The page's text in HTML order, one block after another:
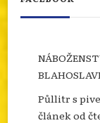
Půllitr s
článek od